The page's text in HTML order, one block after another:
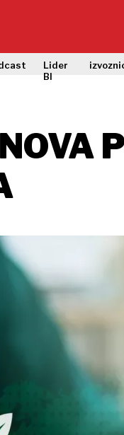
Lider
BI